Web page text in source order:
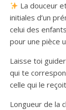
La douceur
initiales d’un
celui des
pour une pièce
Laisse toi
qui te
celle qui le
Longueur de la